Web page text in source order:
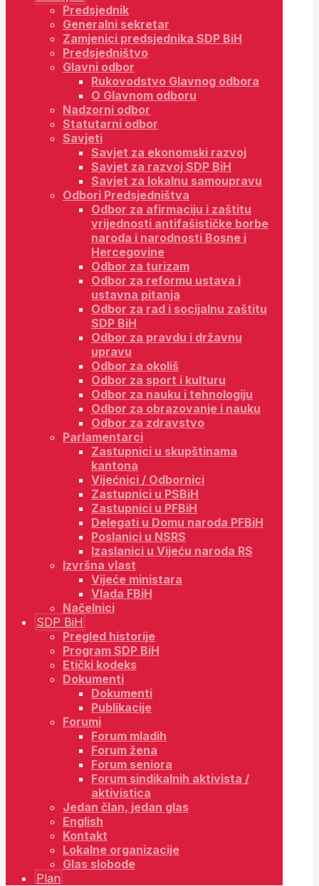
Predsjednik
Generalni sekretar
Zamjenici predsjednika SDP BiH
Predsjedništvo
Glavni odbor
Rukovodstvo Glavnog odbora
O Glavnom odboru
Nadzorni odbor
Statutarni odbor
Savjeti
Savjet za ekonomski razvoj
Savjet za razvoj SDP BiH
Savjet za lokalnu samoupravu
Odbori Predsjedništva
Odbor za afirmaciju i zaštitu
vrijednosti antifašističke borbe
naroda i narodnosti Bosne i
Hercegovine
Odbor za turizam
Odbor za reformu ustava i
ustavna pitanja
Odbor za rad i socijalnu zaštitu
SDP BiH
Odbor za pravdu i državnu
upravu
Odbor za okoliš
Odbor za sport i kulturu
Odbor za nauku i tehnologiju
Odbor za obrazovanje i nauku
Odbor za zdravstvo
Parlamentarci
Zastupnici u skupštinama
kantona
Vijećnici / Odbornici
Zastupnici u PSBiH
Zastupnici u PFBiH
Delegati u Domu naroda PFBiH
Poslanici u NSRS
Izaslanici u Vijeću naroda RS
Izvršna vlast
Vijeće ministara
Vlada FBiH
Načelnici
SDP BiH
Pregled historije
Program SDP BiH
Etički kodeks
Dokumenti
Dokumenti
Publikacije
Forumi
Forum mladih
Forum žena
Forum seniora
Forum sindikalnih aktivista /
aktivistica
Jedan član, jedan glas
English
Kontakt
Lokalne organizacije
Glas slobode
Plan